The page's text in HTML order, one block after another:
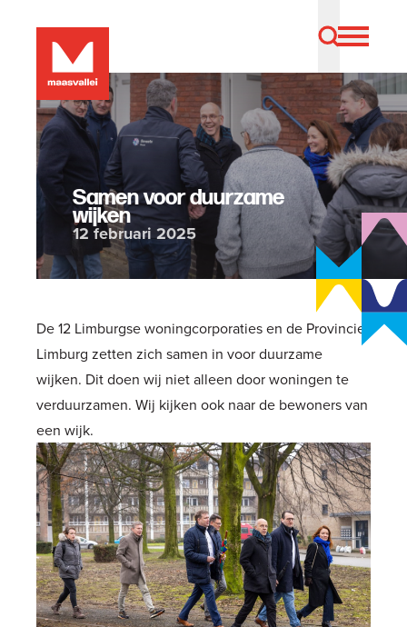
Samen voor duurzame
wijken
12 februari 2025
De 12 Limburgse woningcorporaties en de Provincie
Limburg zetten zich samen in voor duurzame
wijken. Dit doen wij niet alleen door woningen te
verduurzamen. Wij kijken ook naar de bewoners van
een wijk.